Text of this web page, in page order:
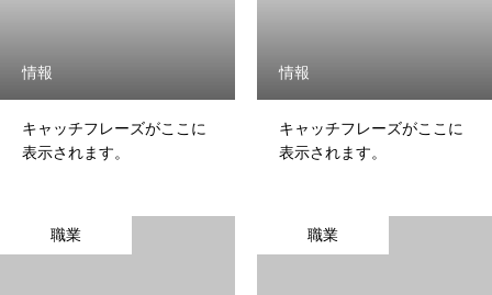
情報
キャッチフレーズがここに
表示されます。
情報
キャッチフレーズがここに
表示されます。
職業 職業